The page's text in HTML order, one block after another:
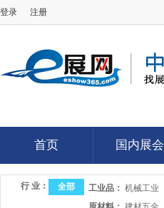
登录 注册
首页
首页
国内展会
国内展会
行 业： 全部 工业品： 机械工业